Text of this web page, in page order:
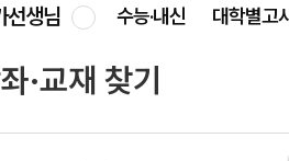
선생님 수능·내신 대학별고
·교재 찾기